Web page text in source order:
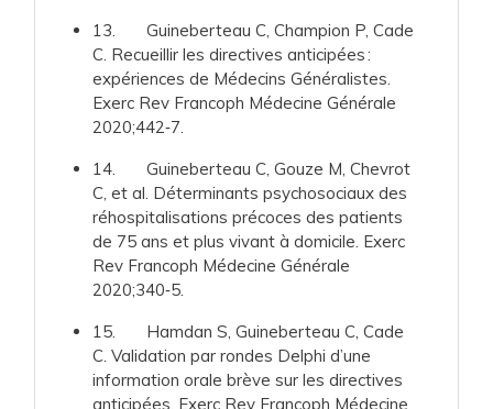
13. Guineberteau C, Champion P, Cade
C. Recueillir les directives anticipées :
expériences de Médecins Généralistes.
Exerc Rev Francoph Médecine Générale
2020;442‑7.
14. Guineberteau C, Gouze M, Chevrot
C, et al. Déterminants psychosociaux des
réhospitalisations précoces des patients
de 75 ans et plus vivant à domicile. Exerc
Rev Francoph Médecine Générale
2020;340‑5.
15. Hamdan S, Guineberteau C, Cade
C. Validation par rondes Delphi d’une
information orale brève sur les directives
anticipées. Exerc Rev Francoph Médecine